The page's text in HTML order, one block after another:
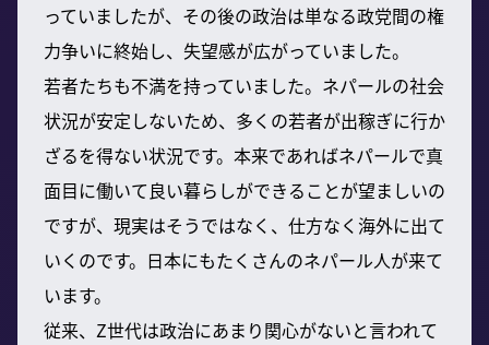
っていましたが、その後の政治は単なる政党間の権
力争いに終始し、失望感が広がっていました。
若者たちも不満を持っていました。ネパールの社会
状況が安定しないため、多くの若者が出稼ぎに行か
ざるを得ない状況です。本来であればネパールで真
面目に働いて良い暮らしができることが望ましいの
ですが、現実はそうではなく、仕方なく海外に出て
いくのです。日本にもたくさんのネパール人が来て
います。
従来、Z世代は政治にあまり関心がないと言われて